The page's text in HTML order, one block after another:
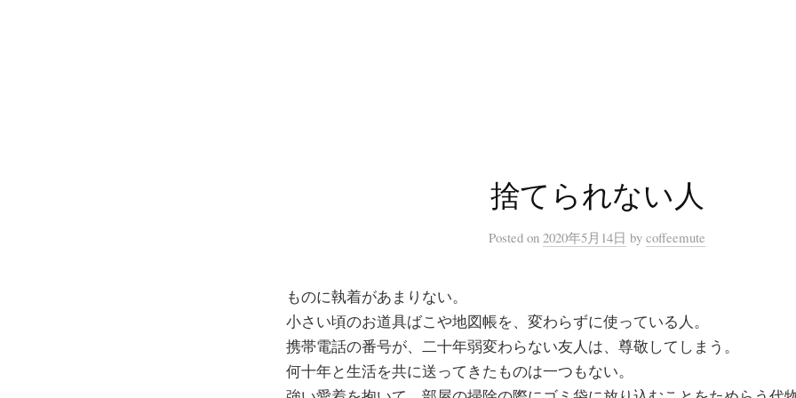
捨てられない人
Posted on 2020年5月14日 by coffeemute
ものに執着があまりない。
小さい頃のお道具ばこや地図帳を、変わらずに使っている人。
携帯電話の番号が、二十年弱変わらない友人は、尊敬してしまう。
何十年と生活を共に送ってきたものは一つもない。